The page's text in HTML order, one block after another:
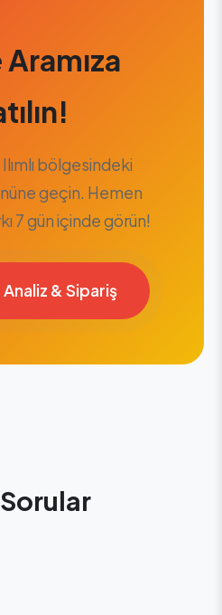
bölgesindeki
geçin. Hemen
7 gün içinde görün!
& Sipariş